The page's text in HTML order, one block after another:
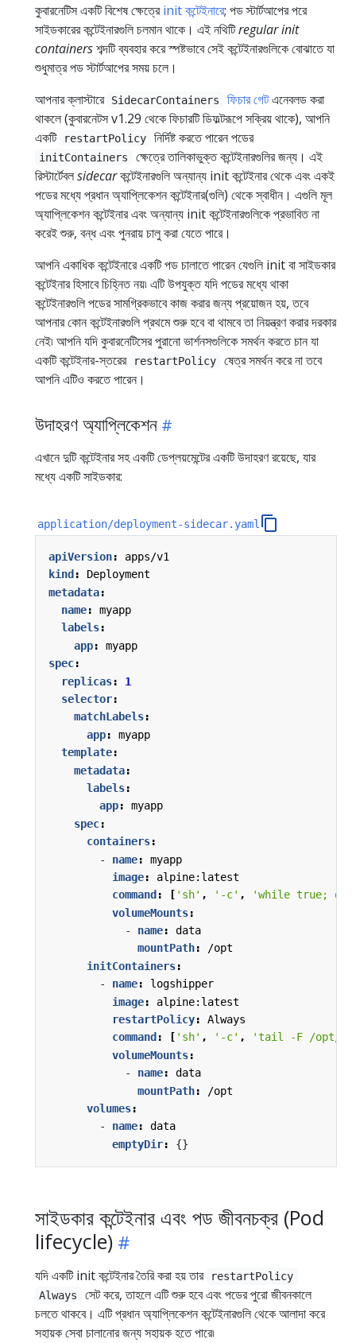
কুবারনেটিস একটি বিশেষ ক্ষেত্রেinit কন্টেইনারে; পড স্টার্টআপের পরে
সাইডকারের কন্টেইনারগুলি চলমান থাকে। এই নথিটিregular init
containersশব্দটি ব্যবহার করে স্পষ্টভাবে সেই কন্টেইনারগুলিকে বোঝাতে যা
শুধুমাত্র পড স্টার্টআপের সময় চলে।
আপনার ক্লাস্টারে SidecarContainers ফিচার গেটএনেবলড করা
থাকলে (কুবারনেটস v1.29 থেকে ফিচারটি ডিফল্টরূপে সক্রিয় থাকে), আপনি
একটি
restartPolicy নির্দিষ্ট করতে পারেন পডের
initContainers
ক্ষেত্রে তালিকাভুক্ত কন্টেইনারগুলির জন্য। এই
রিস্টার্টেবলsidecarকন্টেইনারগুলি অন্যান্য init কন্টেইনার থেকে এবং একই
পডের মধ্যে প্রধান অ্যাপ্লিকেশন কন্টেইনার(গুলি) থেকে স্বাধীন। এগুলি মূল
অ্যাপ্লিকেশন কন্টেইনার এবং অন্যান্য init কন্টেইনারগুলিকে প্রভাবিত না
করেই শুরু, বন্ধ এবং পুনরায় চালু করা যেতে পারে।
আপনি একাধিক কন্টেইনারে একটি পড চালাতে পারেন যেগুলি init বা সাইডকার
কন্টেইনার হিসাবে চিহ্নিত নয়৷ এটি উপযুক্ত যদি পডের মধ্যে থাকা
কন্টেইনারগুলি পডের সামগ্রিকভাবে কাজ করার জন্য প্রয়োজন হয়, তবে
আপনার কোন কন্টেইনারগুলি প্রথমে শুরু হবে বা থামবে তা নিয়ন্ত্রণ করার দরকার
নেই৷ আপনি যদি কুবারনেটিসের পুরানো ভার্শনসগুলিকে সমর্থন করতে চান যা
একটি কন্টেইনার-স্তরের
restartPolicy
ষেত্র সমর্থন করে না তবে
আপনি এটিও করতে পারেন।
উদাহরণ অ্যাপ্লিকেশন
এখানে দুটি কন্টেইনার সহ একটি ডেপ্লয়মেন্টের একটি উদাহরণ রয়েছে, যার
মধ্যে একটি সাইডকার:
application/deployment-sidecar.yaml
apiVersion:
apps/v1
kind :
Deployment
metadata:
name:
myapp
labels:
app:
myapp
spec:
replicas:
1
selector:
matchLabels:
app:
myapp
template:
metadata:
labels:
app:
myapp
spec:
containers:
- name:
myapp
image:
alpine:latest
command : [ 'sh' , '-c' ,
'while true; do
volumeMounts:
- name:
data
mountPath:
/opt
initContainers:
- name:
logshipper
image:
alpine:latest
restartPolicy:
Always
command : [ 'sh' , '-c' ,
'tail -F /opt/
volumeMounts:
- name:
data
mountPath:
/opt
volumes:
- name:
data
emptyDir: {}
সাইডকার কন্টেইনার এবং পড জীবনচক্র (Pod
lifecycle)
যদি একটি init কন্টেইনার তৈরি করা হয় তার
restartPolicy
Always
সেট করে, তাহলে এটি শুরু হবে এবং পডের পুরো জীবনকালে
চলতে থাকবে। এটি প্রধান অ্যাপ্লিকেশন কন্টেইনারগুলি থেকে আলাদা করে
সহায়ক সেবা চালানোর জন্য সহায়ক হতে পারে৷